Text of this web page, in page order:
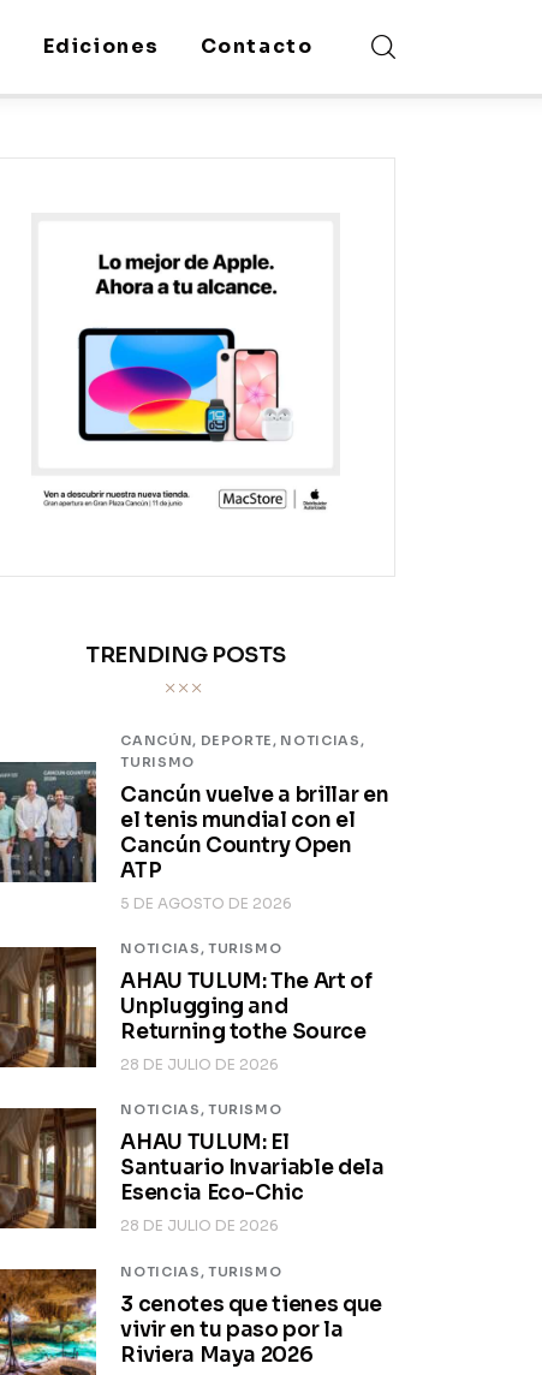
Ediciones Contacto
TRENDING POSTS
CANCÚN, DEPORTE, NOTICIAS,
TURISMO
Cancún vuelve a brillar en
el tenis mundial con el
Cancún Country Open
ATP
5 DE AGOSTO DE 2026
NOTICIAS, TURISMO
AHAU TULUM: The Art of
Unplugging and
Returning tothe Source
28 DE JULIO DE 2026
NOTICIAS, TURISMO
AHAU TULUM: El
Santuario Invariable dela
Esencia Eco-Chic
28 DE JULIO DE 2026
NOTICIAS, TURISMO
3 cenotes que tienes que
vivir en tu paso por la
Riviera Maya 2026